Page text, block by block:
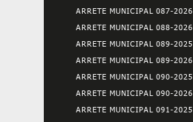
ARRETE MUNICIPAL 087-2026
ARRETE MUNICIPAL 088-2026
ARRETE MUNICIPAL 089-2025
ARRETE MUNICIPAL 089-2026
ARRETE MUNICIPAL 090-2025
ARRETE MUNICIPAL 090-2026
ARRETE MUNICIPAL 091-2025